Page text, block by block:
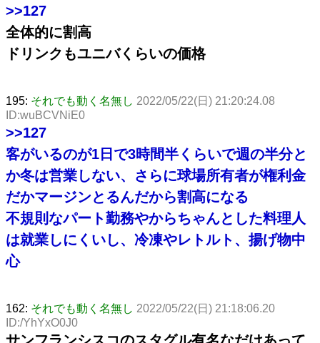
>>127
全体的に割高
ドリンクもユニバくらいの価格
195: それでも動く名無し 2022/05/22(日) 21:20:24.08
ID:wuBCVNiE0
>>127
客がいるのが1日で3時間半くらいで週の半分と
か冬は営業しない、さらに球場所有者が権利金
だかマージンとるんだから割高になる
不規則なパート勤務やからちゃんとした料理人
は就業しにくいし、冷凍やレトルト、揚げ物中
心
162: それでも動く名無し 2022/05/22(日) 21:18:06.20
ID:/YhYxO0J0